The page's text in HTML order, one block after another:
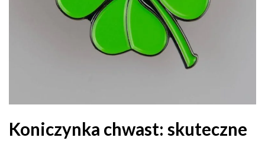
Koniczynka chwast: skuteczne